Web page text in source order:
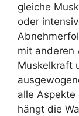
gleiche
oder
mit anderen
Muskelkraft
alle
hängt die